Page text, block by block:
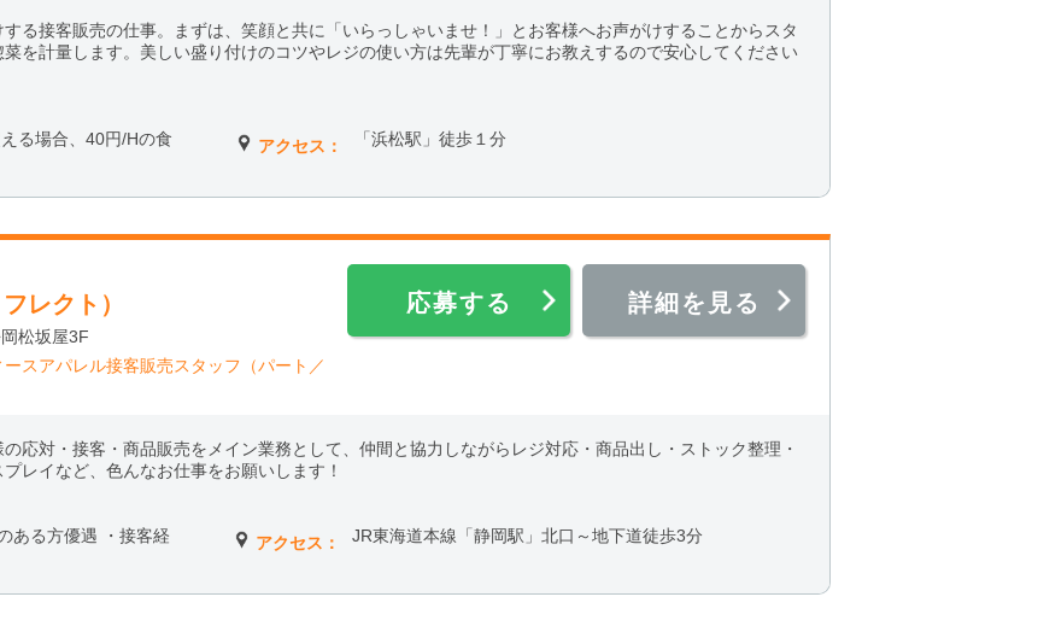
る接客販売の仕事。まずは、笑顔と共に「いらっしゃいませ！」とお客様へお声がけすることからスタ
を計量します。美しい盛り付けのコツやレジの使い方は先輩が丁寧にお教えするので安心してください
る場合、40円/Hの食
アクセス： 「浜松駅」徒歩１分
レクト）
松坂屋3F
スアパレル接客販売スタッフ（パート／
応募する 詳細を見る
応対・接客・商品販売をメイン業務として、仲間と協力しながらレジ対応・商品出し・ストック整理・
レイなど、色んなお仕事をお願いします！
ある方優遇 ・接客経
アクセス： JR東海道本線「静岡駅」北口～地下道徒歩3分